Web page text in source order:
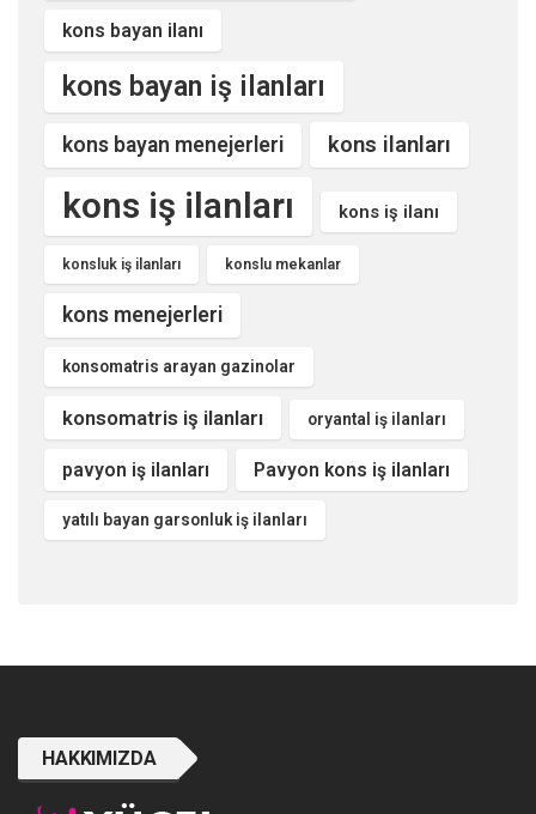
kons bayan ilanı
kons bayan iş ilanları
kons bayan menejerleri kons ilanları
kons iş ilanları kons iş ilanı
konsluk iş ilanları konslu mekanlar
kons menejerleri
konsomatris arayan gazinolar
konsomatris iş ilanları oryantal iş ilanları
pavyon iş ilanları Pavyon kons iş ilanları
yatılı bayan garsonluk iş ilanları
HAKKIMIZDA